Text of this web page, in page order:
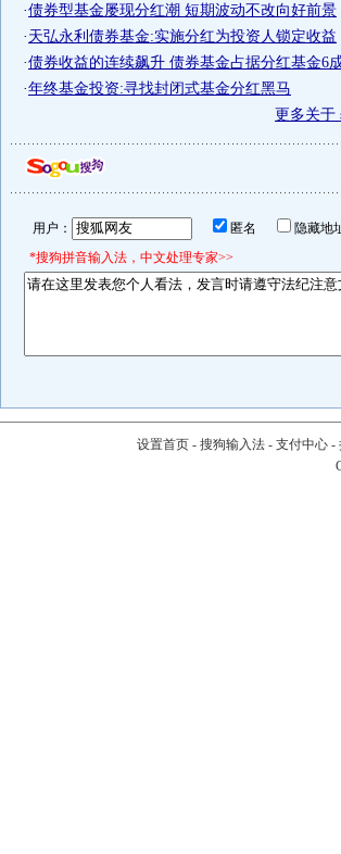
·债券型基金屡现分红潮 短期波动不改向好前景
·天弘永利债券基金:实施分红为投资人锁定收益
·债券收益的连续飙升 债券基金占据分红基金6
·年终基金投资:寻找封闭式基金分红黑马
更多关于
用户： 匿名 隐藏
*搜狗拼音输入法，中文处理专家>>
设置首页- 搜狗输入法- 支付中心-